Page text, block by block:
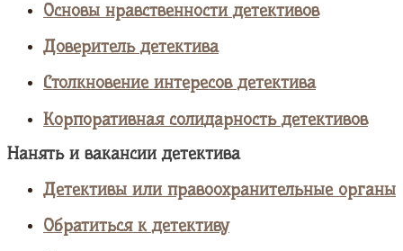
Основы нравственности детективов
Доверитель детектива
Столкновение интересов детектива
Корпоративная солидарность детективов
Нанять и вакансии детектива
Детективы или правоохранительные органы
Обратиться к детективу